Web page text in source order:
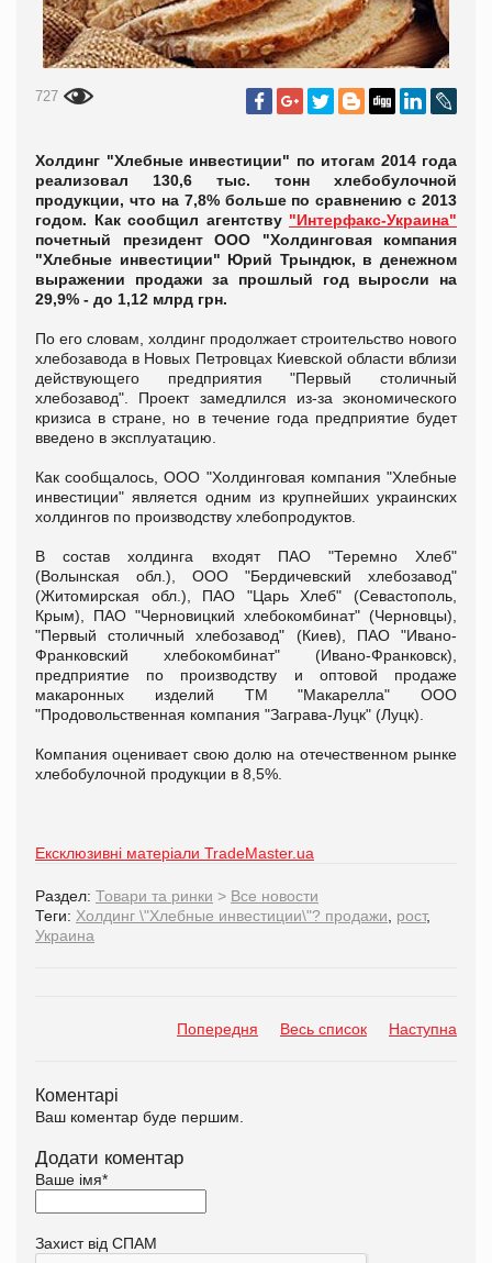
727
Холдинг "Хлебные инвестиции" по итогам 2014 года
реализовал 130,6 тыс. тонн хлебобулочной
продукции, что на 7,8% больше по сравнению с 2013
годом. Как сообщил агентству "Интерфакс-Украина"
почетный президент ООО "Холдинговая компания
"Хлебные инвестиции" Юрий Трындюк, в денежном
выражении продажи за прошлый год выросли на
29,9% - до 1,12 млрд грн.
По его словам, холдинг продолжает строительство нового
хлебозавода в Новых Петровцах Киевской области вблизи
действующего предприятия "Первый столичный
хлебозавод". Проект замедлился из-за экономического
кризиса в стране, но в течение года предприятие будет
введено в эксплуатацию.
Как сообщалось, ООО "Холдинговая компания "Хлебные
инвестиции" является одним из крупнейших украинских
холдингов по производству хлебопродуктов.
В состав холдинга входят ПAO "Теремно Хлеб"
(Волынская обл.), ООО "Бердичевский хлебозавод"
(Житомирская обл.), ПАО "Царь Хлеб" (Севастополь,
Крым), ПАО "Черновицкий хлебокомбинат" (Черновцы),
"Первый столичный хлебозавод" (Киев), ПАО "Ивано-
Франковский хлебокомбинат" (Ивано-Франковск),
предприятие по производству и оптовой продаже
макаронных изделий ТМ "Макарелла" ООО
"Продовольственная компания "Заграва-Луцк" (Луцк).
Компания оценивает свою долю на отечественном рынке
хлебобулочной продукции в 8,5%.
Ексклюзивні матеріали TradeMaster.ua
Раздел: Товари та ринки > Все новости
Теги: Холдинг \"Хлебные инвестиции\"? продажи рост,
Украина
Попередня Весь список Наступна
Коментарі
Ваш коментар буде першим.
Додати коментар
Ваше імя*
Захист від СПАМ